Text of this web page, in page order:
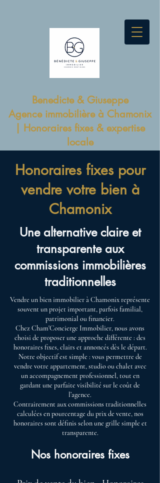
Benedicte & Giuseppe
Agence immobilière à Chamonix
| Honoraires fixes & expertise
locale
Honoraires fixes pour
vendre votre bien à
Chamonix
Une alternative claire et
transparente aux
commissions immobilières
traditionnelles
Vendre un bien immobilier à Chamonix représente
souvent un projet important, parfois familial,
patrimonial ou financier.
Chez Cham'Concierge Immobilier, nous avons
choisi de proposer une approche différente : des
honoraires fixes, clairs et annoncés dès le départ.
Notre objectif est simple : vous permettre de
vendre votre appartement, studio ou chalet avec
un accompagnement professionnel, tout en
gardant une parfaite visibilité sur le coût de
l’agence.
Contrairement aux commissions traditionnelles
calculées en pourcentage du prix de vente, nos
honoraires sont définis selon une grille simple et
transparente.
Nos honoraires fixes